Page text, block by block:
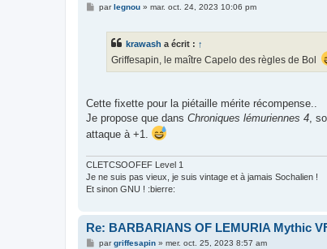
Mparlegnou» mar. oct. 24, 2023 10:06 pm
krawash a écrit : ↑
Griffesapin, le maître Capelo des règles de Bol
Cette fixette pour la piétaille mérite récompense..
Je propose que dans Chroniques lémuriennes 4 ,
attaque à +1.
CLETCSOOFEF Level 1
Je ne suis pas vieux, je suis vintage et à jamais Sochalien !
Et sinon GNU ! :bierre:
Re: BARBARIANS OF LEMURIA Mythic
Mpargriffesapin» mer. oct. 25, 2023 8:57 am